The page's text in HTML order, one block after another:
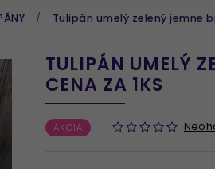
/ Tulipán umelý zelený jemne
TULIPÁN UMELÝ
CENA ZA 1KS
AKCIA